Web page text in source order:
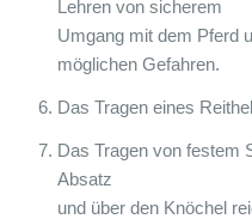
Lehren von sicherem
Umgang mit dem Pferd
möglichen Gefahren.
Das Tragen eines
Das Tragen von festem
Absatz
und über den Knöchel